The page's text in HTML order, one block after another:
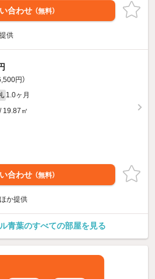
合わせ （無料）
提供
円）
1.0ヶ月
19.87㎡
合わせ （無料）
ほか提供
青葉のすべての部屋を見る